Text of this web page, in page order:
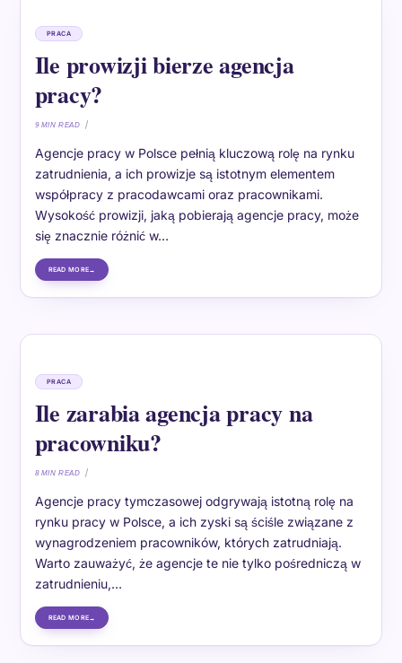
PRACA
Ile prowizji bierze agencja
pracy?
9 MIN READ
Agencje pracy w Polsce pełnią kluczową rolę na rynku
zatrudnienia, a ich prowizje są istotnym elementem
współpracy z pracodawcami oraz pracownikami.
Wysokość prowizji, jaką pobierają agencje pracy, może
się znacznie różnić w…
READ MORE
PRACA
Ile zarabia agencja pracy na
pracowniku?
8 MIN READ
Agencje pracy tymczasowej odgrywają istotną rolę na
rynku pracy w Polsce, a ich zyski są ściśle związane z
wynagrodzeniem pracowników, których zatrudniają.
Warto zauważyć, że agencje te nie tylko pośredniczą w
zatrudnieniu,…
READ MORE